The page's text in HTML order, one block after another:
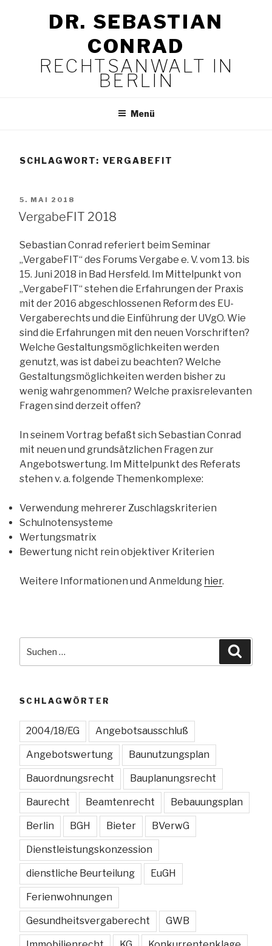
DR. SEBASTIAN
CONRAD
RECHTSANWALT IN
BERLIN
Menü
SCHLAGWORT: VERGABEFIT
VERÖFFENTLICHT
AM
5. MAI 2018
VergabeFIT 2018
Sebastian Conrad referiert beim Seminar
„VergabeFIT“ des Forums Vergabe e. V. vom 13. bis
15. Juni 2018 in Bad Hersfeld. Im Mittelpunkt von
„VergabeFIT“ stehen die Erfahrungen der Praxis
mit der 2016 abgeschlossenen Reform des EU-
Vergaberechts und die Einführung der UVgO. Wie
sind die Erfahrungen mit den neuen Vorschriften?
Welche Gestaltungsmöglichkeiten werden
genutzt, was ist dabei zu beachten? Welche
Gestaltungsmöglichkeiten werden bisher zu
wenig wahrgenommen? Welche praxisrelevanten
Fragen sind derzeit offen?
In seinem Vortrag befaßt sich Sebastian Conrad
mit neuen und grundsätzlichen Fragen zur
Angebotswertung. Im Mittelpunkt des Referats
stehen v. a. folgende Themenkomplexe:
Verwendung mehrerer Zuschlagskriterien
Schulnotensysteme
Wertungsmatrix
Bewertung nicht rein objektiver Kriterien
Weitere Informationen und Anmeldung hier.
nach:
SCHLAGWÖRTER
2004/18/EG Angebotsausschluß
Angebotswertung Baunutzungsplan
Bauordnungsrecht Bauplanungsrecht
Baurecht Beamtenrecht Bebauungsplan
Berlin BGH Bieter BVerwG
Dienstleistungskonzession
dienstliche Beurteilung EuGH
Ferienwohnungen
Gesundheitsvergaberecht GWB